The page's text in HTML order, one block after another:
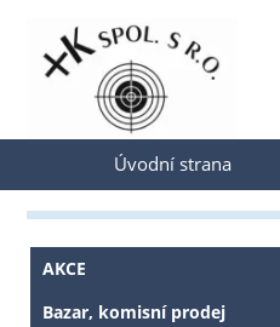
Přihlásit se
Úvodní strana
AKCE
Bazar, komisní prodej